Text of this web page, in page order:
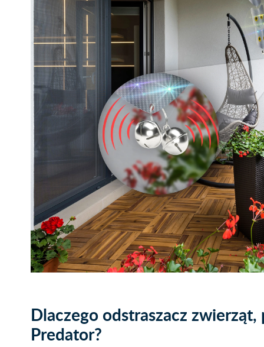
Dlaczego odstraszacz
Predator?